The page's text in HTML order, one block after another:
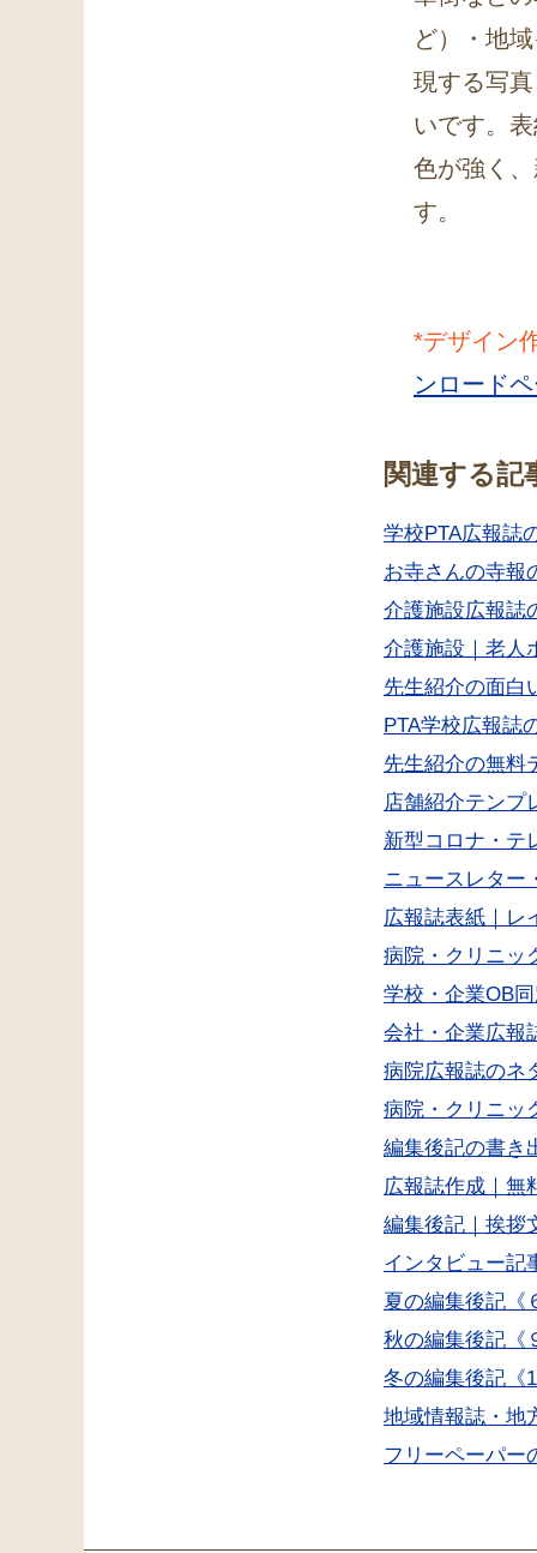
ど）・地
現する写
いです。
色が強く
す。
*デザイン
ンロード
関連する記
学校PTA広報誌
お寺さんの寺報
介護施設広報誌
介護施設｜老人
先生紹介の面白
PTA学校広報誌
先生紹介の無料
店舗紹介テンプ
新型コロナ・テ
ニュースレター
広報誌表紙｜レ
病院・クリニッ
学校・企業OB
会社・企業広報
病院広報誌のネ
病院・クリニッ
編集後記の書き
広報誌作成｜無
編集後記｜挨拶
インタビュー記
夏の編集後記《
秋の編集後記《
冬の編集後記《
地域情報誌・地
フリーペーパー